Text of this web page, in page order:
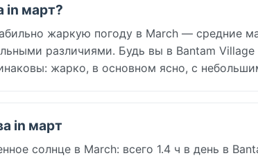
in март?
жаркую погоду в March — средние
различиями. Будь вы в Bantam
жарко, в основном ясно, с
in март
солнце в March: всего 1.4 ч в день в